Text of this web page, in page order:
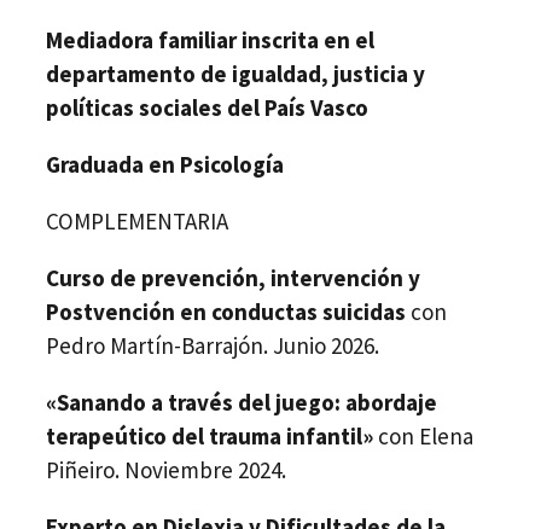
Mediadora familiar inscrita en el
departamento de igualdad, justicia y
políticas sociales del País Vasco
Graduada en Psicología
COMPLEMENTARIA
Curso de prevención, intervención y
Postvención en conductas suicidas con
Pedro Martín-Barrajón. Junio 2026.
«Sanando a través del juego: abordaje
terapeútico del trauma infantil» con Elena
Piñeiro. Noviembre 2024.